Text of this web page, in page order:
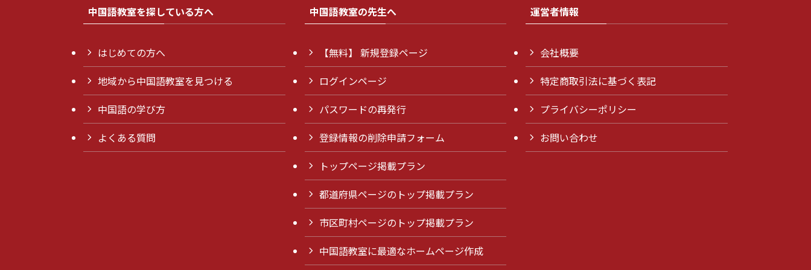
中国語教室を探している方へ
はじめての方へ
地域から中国語教室を見つける
中国語の学び方
よくある質問
中国語教室の先生へ
【無料】 新規登録ページ
ログインページ
パスワードの再発行
登録情報の削除申請フォーム
トップページ掲載プラン
都道府県ページのトップ掲載プラン
市区町村ページのトップ掲載プラン
中国語教室に最適なホームページ作成
運営者情報
会社概要
特定商取引法に基づく表記
プライバシーポリシー
お問い合わせ